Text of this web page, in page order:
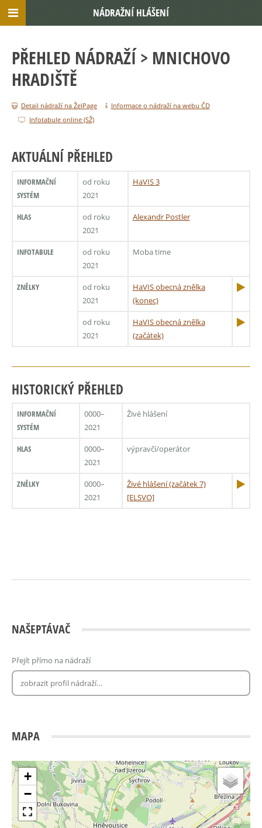
PŘEHLED NÁDRAŽÍ > MNICHOVO
HRADIŠTĚ
Detail nádraží na ŽelPage
Informace o nádraží na webu ČD
Infotabule online (SŽ)
AKTUÁLNÍ PŘEHLED
INFORMAČNÍ
SYSTÉM
od roku
2021
HaVIS 3
HLAS
od roku
2021
Alexandr Postler
INFOTABULE
od roku
2021
Moba time
ZNĚLKY
od roku
2021
HaVIS obecná znělka
(konec)
od roku
2021
HaVIS obecná znělka
(začátek)
HISTORICKÝ PŘEHLED
INFORMAČNÍ
SYSTÉM
0000–
2021
Živé hlášení
HLAS
0000–
2021
výpravčí/operátor
ZNĚLKY
0000–
2021
Živé hlášení (začátek 7)
[ELSVO]
NAŠEPTÁVAČ
Přejít přímo na nádraží
MAPA
+
−
NÁDRAŽNÍ HLÁŠENÍ